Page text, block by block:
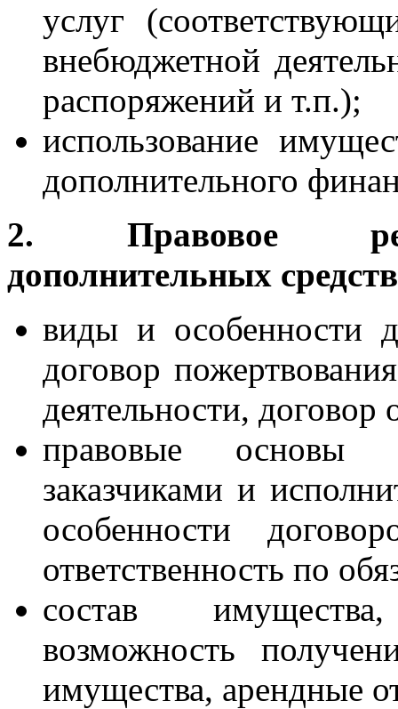
услуг
внебюджетной
распоряжений и т.п.);
использование
дополнительного
2. Правовое
дополнительных
виды и особенности
договор
деятельности, договор
правовые основы
заказчиками и
особенности
ответственность по
состав
возможность
имущества, арендные